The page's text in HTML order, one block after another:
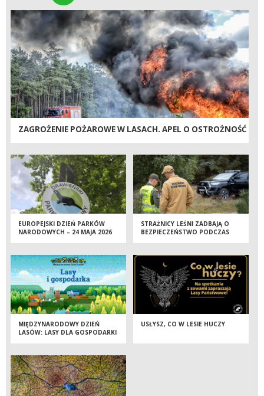
ZAGROŻENIE POŻAROWE W LASACH. APEL O OSTROŻNOŚĆ
EUROPEJSKI DZIEŃ PARKÓW
NARODOWYCH – 24 MAJA 2026
STRAŻNICY LEŚNI ZADBAJĄ O
BEZPIECZEŃSTWO PODCZAS
MIĘDZYNARODOWY DZIEŃ
LASÓW: LASY DLA GOSPODARKI
USŁYSZ, CO W LESIE HUCZY